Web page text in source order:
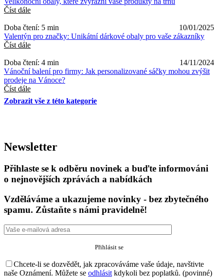
Číst dále
Doba čtení: 5 min
10/01/2025
Valentýn pro značky: Unikátní dárkové obaly pro vaše zákazníky
Číst dále
Doba čtení: 4 min
14/11/2024
Vánoční balení pro firmy: Jak personalizované sáčky mohou zvýšit
prodeje na Vánoce?
Číst dále
Zobrazit vše z této kategorie
Newsletter
Přihlaste se k odběru novinek a buďte informováni
o nejnovějších zprávách a nabídkách
Vzděláváme a ukazujeme novinky - bez zbytečného
spamu. Zůstaňte s námi pravidelně!
Chcete-li se dozvědět, jak zpracováváme vaše údaje, navštivte
naše Oznámení. Můžete se odhlásit kdykoli bez poplatků. (povinné)